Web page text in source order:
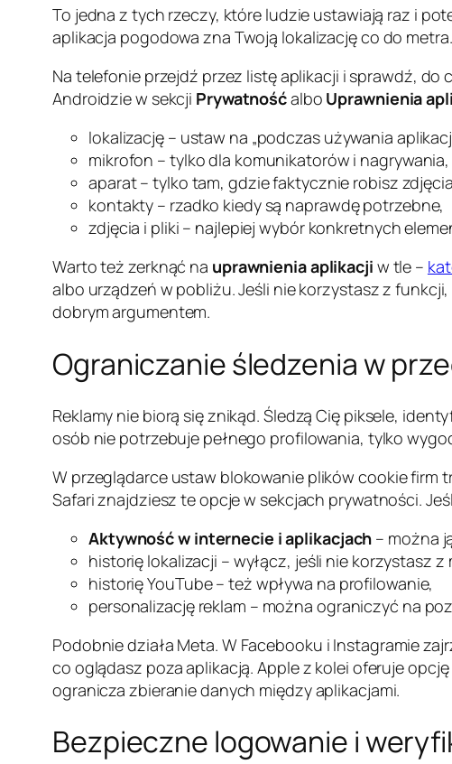
To jedna z tych rzeczy, które ludzie ustawiają raz i
aplikacja pogodowa zna Twoją lokalizację co do
Na telefonie przejdź przez listę aplikacji i sprawdź, do
Androidzie w sekcji Prywatnośćalbo Uprawnienia
lokalizację – ustaw na „podczas używania
mikrofon – tylko dla komunikatorów i nagrywania,
aparat – tylko tam, gdzie faktycznie robisz
kontakty – rzadko kiedy są naprawdę potrzebne,
zdjęcia i pliki – najlepiej wybór konkretnych
Warto też zerknąć na uprawnienia aplikacji w tle –
albo urządzeń w pobliżu. Jeśli nie korzystasz z
dobrym argumentem.
Ograniczanie śledzenia w
Reklamy nie biorą się znikąd. Śledzą Cię piksele,
osób nie potrzebuje pełnego profilowania, tylko
W przeglądarce ustaw blokowanie plików cookie firm
Safari znajdziesz te opcje w sekcjach prywatności.
Aktywność w internecie i aplikacjach – można
historię lokalizacji – wyłącz, jeśli nie korzystasz z
historię YouTube – też wpływa na profilowanie,
personalizację reklam – można ograniczyć na
Podobnie działa Meta. W Facebooku i Instagramie
co oglądasz poza aplikacją. Apple z kolei oferuje opcję
ogranicza zbieranie danych między aplikacjami.
Bezpieczne logowanie i